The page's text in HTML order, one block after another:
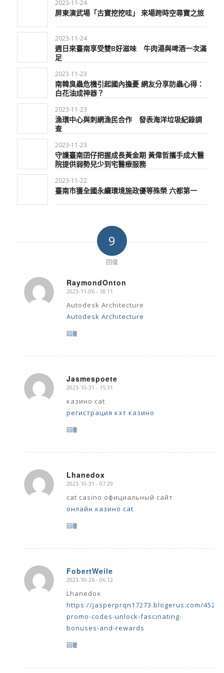
2023-11-24
屏東演武場「古寶挖挖哇」 來場跨時空尋寶之旅
2023-11-24
週日來臺南享受雙B好滋味 牛肉湯與啤酒一次滿
足
2023-11-23
南韓臭蟲危機引起國內擔憂 網友分享防蟲心得：
白花油成神器？
2023-11-23
漁環中心與刺網漁民合作 發表海洋垃圾紀錄調
查
2023-11-23
守護臺南囝仔把握成長黃金期 黃偉哲攜手成大醫
院提供弱勢兒少到宅醫療服務
2023-11-22
臺南市獲全國永續環境施政優等殊榮 六都第一
9
回復
RaymondOnton
says:
2023-11-06 - 18:11
Autodesk Architecture
Autodesk Architecture
回覆
Jasmespoete
says:
2023-10-31 - 15:31
казино cat
регистрация кэт казино
回覆
Lhanedox
says:
2023-10-31 - 07:29
cat casino официальный сайт
онлайн казино cat
回覆
FobertWeile
says:
2023-10-26 - 06:12
Lhanedox
https://jasperprqn17273.blogerus.com/
promo-codes-unlock-fascinating-
bonuses-and-rewards
回覆